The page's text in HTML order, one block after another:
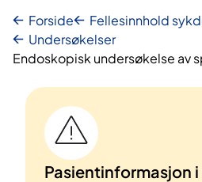
Forside
Fellesinnhold
Undersøkelser
Endoskopisk undersøkelse av
Pasientinformasjon